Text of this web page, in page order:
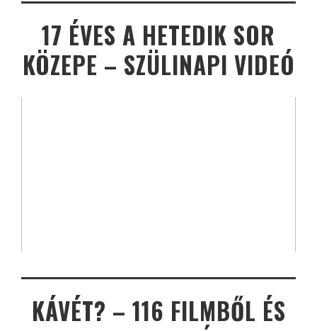
17 ÉVES A HETEDIK SOR
KÖZEPE – SZÜLINAPI VIDEÓ
KÁVÉT? – 116 FILMBŐL ÉS